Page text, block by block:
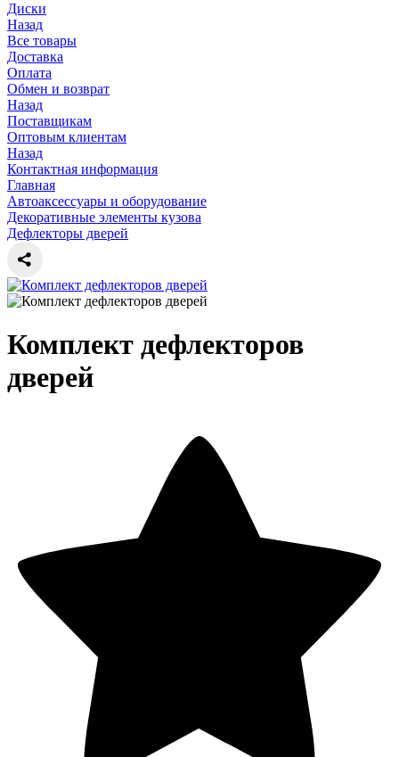
Диски
Назад
Все товары
Доставка
Оплата
Обмен и возврат
Назад
Поставщикам
Оптовым клиентам
Назад
Контактная информация
Главная
Автоаксессуары и оборудование
Декоративные элементы кузова
Дефлекторы дверей
Комплект дефлекторов
дверей